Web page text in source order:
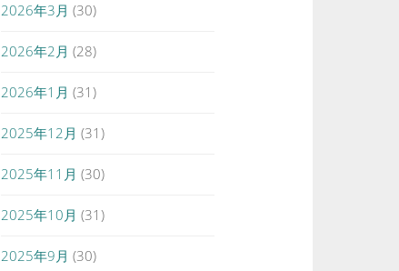
2026年3月 (30)
2026年2月 (28)
2026年1月 (31)
2025年12月 (31)
2025年11月 (30)
2025年10月 (31)
2025年9月 (30)